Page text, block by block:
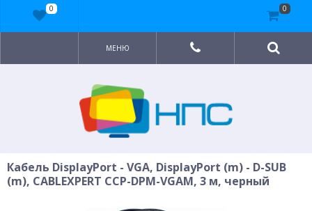
МЕНЮ
Кабель DisplayPort - VGA, DisplayPort (m) - D-SUB
(m), CABLEXPERT CCP-DPM-VGAM, 3 м, черный
0 0